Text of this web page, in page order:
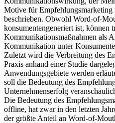
Motive für
beschrieben. Obwohl Word-of-
konsumentengeneriert ist, können
Kommunikationsmaßnahmen als
Kommunikation unter
Zuletzt wird die Verbreitung des
Praxis anhand einer Studie
Anwendungsgebiete werden
soll die Bedeutung des
Unternehmenserfolg
Die Bedeutung des
offline, hat zwar in den letzten
der größte Anteil an Word-of-